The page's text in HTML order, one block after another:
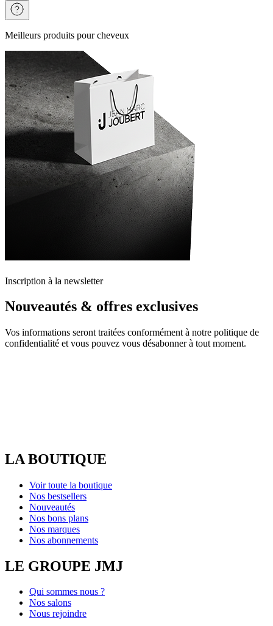
Meilleurs produits pour cheveux
Inscription à la newsletter
Nouveautés & offres exclusives
Vos informations seront traitées conformément à notre politique de
confidentialité et vous pouvez vous désabonner à tout moment.
LA BOUTIQUE
Voir toute la boutique
Nos bestsellers
Nouveautés
Nos bons plans
Nos marques
Nos abonnements
LE GROUPE JMJ
Qui sommes nous ?
Nos salons
Nous rejoindre